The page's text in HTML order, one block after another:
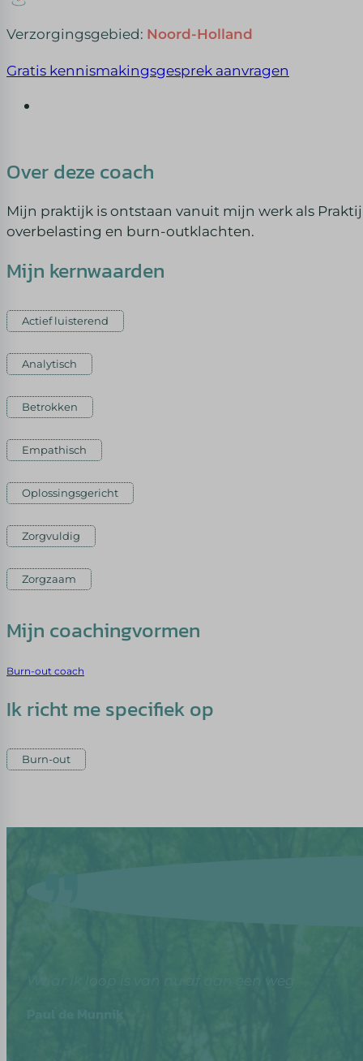
Verzorgingsgebied: Noord-Holland
Gratis kennismakingsgesprek aanvragen
Over deze coach
Mijn praktijk is ontstaan vanuit mijn werk als
overbelasting en burn-outklachten.
Mijn kernwaarden
Actief luisterend
Analytisch
Betrokken
Empathisch
Oplossingsgericht
Zorgvuldig
Zorgzaam
Mijn coachingvormen
Burn-out coach
Ik richt me specifiek op
Burn-out